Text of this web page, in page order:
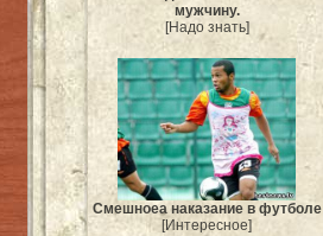
мужчину.
[Надо знать]
Смешноеа наказание в футболе
[Интересное]